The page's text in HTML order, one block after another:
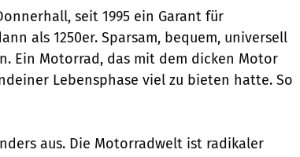
seit 1995 ein Garant für
als 1250er. Sparsam, bequem, uni­ver­sell
Ein Motorrad, das mit dem dicken Motor
Lebensphase viel zu bieten hatte. So
aus. Die Motorradwelt ist radikaler